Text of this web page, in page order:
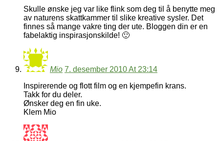
Skulle ønske jeg var like flink som deg til å benytte meg
av naturens skattkammer til slike kreative sysler. Det
finnes så mange vakre ting der ute. Bloggen din er en
fabelaktig inspirasjonskilde! 🙂
Mio 7. desember 2010 At 23:14
Inspirerende og flott film og en kjempefin krans.
Takk for du deler.
Ønsker deg en fin uke.
Klem Mio